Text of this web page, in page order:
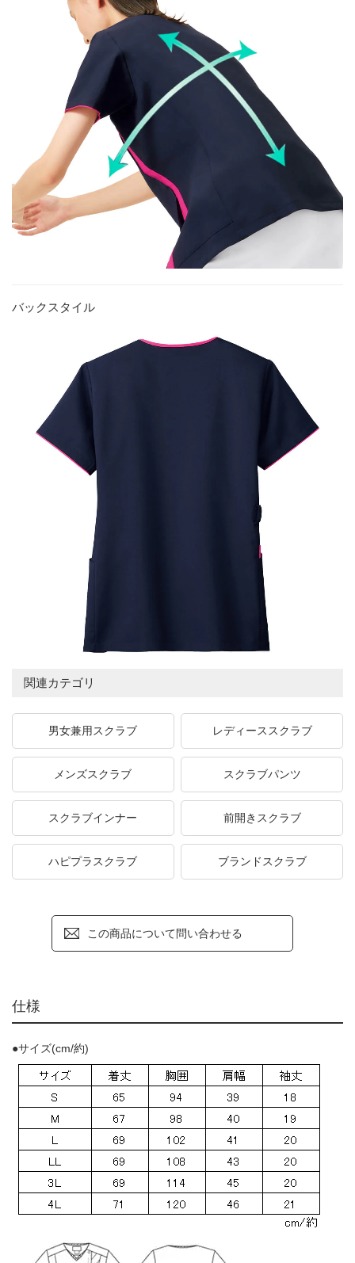
バックスタイル
関連カテゴリ
男女兼用スクラブ レディーススクラブ
メンズスクラブ スクラブパンツ
スクラブインナー 前開きスクラブ
ハピプラスクラブ ブランドスクラブ
この商品について問い合わせる
仕様
●サイズ(cm/約)